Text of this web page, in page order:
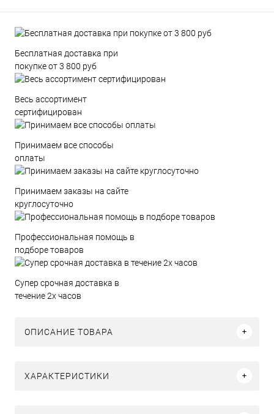
Бесплатная доставка при
покупке от 3 800 руб
Весь ассортимент
сертифицирован
Принимаем все способы
оплаты
Принимаем заказы на сайте
круглосуточно
Профессиональная помощь в
подборе товаров
Супер срочная доставка в
течение 2х часов
ОПИСАНИЕ ТОВАРА
ХАРАКТЕРИСТИКИ